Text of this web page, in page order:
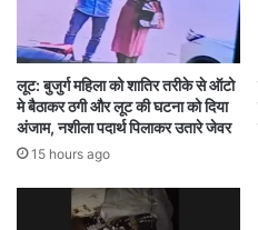
दुर्गम क्षेत्र और खराब मौसम
काफी कठिनाइयों का सामना
पथरीले रास्तों के बीच राहत
अभियान चलाया और कई घंटों
बाहर निकाला गया।
लूट: बुजुर्ग महिला को शातिर तरीके से ऑटो
मे बैठाकर ठगी और लूट की घटना को दिया
अंजाम, नशीला पदार्थ पिलाकर उतारे जेवर
15 hours ago